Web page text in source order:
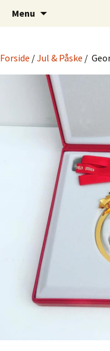
Retro-
Dansk Design fra
Menu
Forside /Jul & Påske /